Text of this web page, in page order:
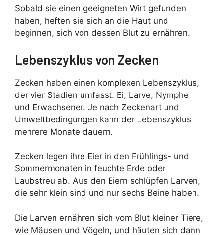
Sobald sie einen geeigneten Wirt gefunden
haben, heften sie sich an die Haut und
beginnen, sich von dessen Blut zu ernähren.
Lebenszyklus von Zecken
Zecken haben einen komplexen Lebenszyklus,
der vier Stadien umfasst: Ei, Larve, Nymphe
und Erwachsener. Je nach Zeckenart und
Umweltbedingungen kann der Lebenszyklus
mehrere Monate dauern.
Zecken legen ihre Eier in den Frühlings- und
Sommermonaten in feuchte Erde oder
Laubstreu ab. Aus den Eiern schlüpfen Larven,
die sehr klein sind und nur sechs Beine haben.
Die Larven ernähren sich vom Blut kleiner Tiere,
wie Mäusen und Vögeln, und häuten sich dann